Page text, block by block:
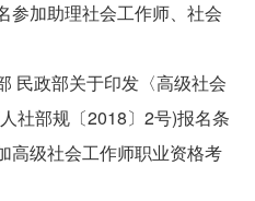
参加助理社会工作师、社会
民政部关于印发〈高级社会
社部规〔2018〕2号)报名条
高级社会工作师职业资格考